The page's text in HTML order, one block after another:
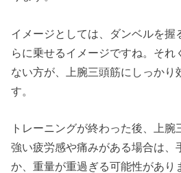
イメージとしては、ダンベルを握
らに乗せるイメージですね。それ
ない方が、上腕三頭筋にしっかり
す。
トレーニングが終わった後、上腕
強い疲労感や痛みがある場合は、
か、重量が重過ぎる可能性があり